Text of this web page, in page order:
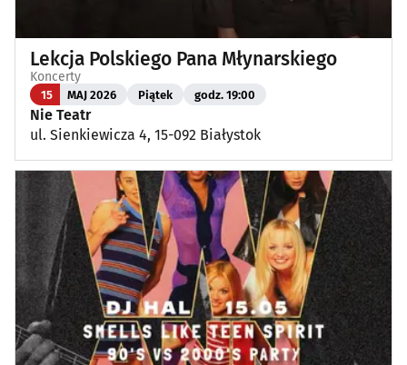
Lekcja Polskiego Pana Młynarskiego
Koncerty
15 MAJ 2026 Piątek godz. 19:00
Nie Teatr
ul. Sienkiewicza 4, 15-092 Białystok